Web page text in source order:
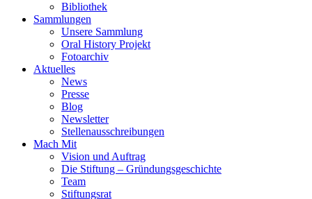
Bibliothek
Sammlungen
Unsere Sammlung
Oral History Projekt
Fotoarchiv
Aktuelles
News
Presse
Blog
Newsletter
Stellenausschreibungen
Mach Mit
Vision und Auftrag
Die Stiftung – Gründungsgeschichte
Team
Stiftungsrat